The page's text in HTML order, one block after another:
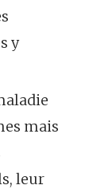
y
mais
leur